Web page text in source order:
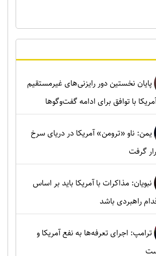
پایان نخستین دور رایزنی‌های غیرمستقیم
با توافق برای ادامه گفت‌وگوها
یمن: ناو «ترومن» آمریکا در دریای سرخ
گرفت
نبویان: مذاکرات با آمریکا باید بر اساس
راهبردی باشد
ترامپ: اجرای تعرفه‌ها به نفع آمریکا و